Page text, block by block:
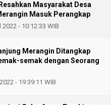
Masyarakat Desa
Masuk Perangkap
- 10:12:33 WIB
Merangin Ditangkap
semak dengan Seorang
- 19:39:11 WIB